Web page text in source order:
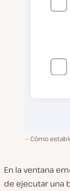
Cómo
En la ventana
de ejecutar una